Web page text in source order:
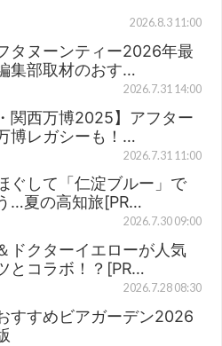
2026.8.3 11:00
タヌーンティー2026年最
集部取材のおす…
2026.7.31 14:00
関西万博2025】アフター
博レガシーも！…
2026.7.31 11:00
ぐして「仁淀ブルー」で
…夏の高知旅[PR…
2026.7.30 09:00
ドクターイエローが人気
とコラボ！？[PR…
2026.7.28 08:30
すすめビアガーデン2026